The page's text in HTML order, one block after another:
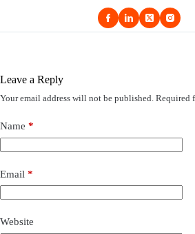
Leave a Reply
Your email address will not be published. Required
Name *
Email *
Website